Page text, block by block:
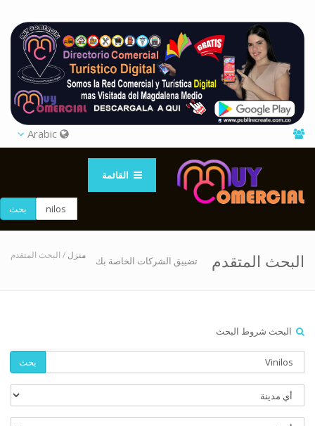
القائمة
بحث
البحث المتقدم تضييق الشركات الخاصة بك منزل / البحث المتقدم
البحث شروط البحث
بحث